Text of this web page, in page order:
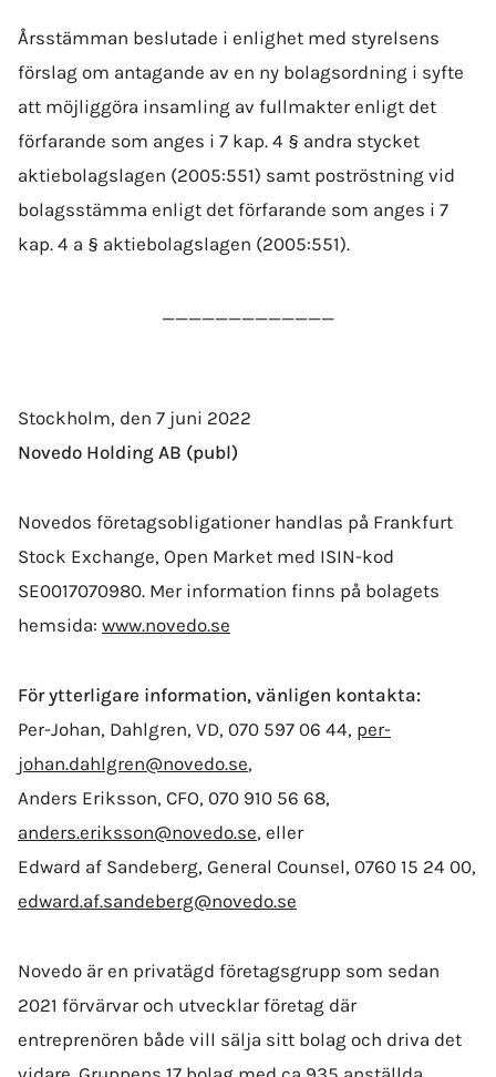
Årsstämman beslutade i enlighet med styrelsens
förslag om antagande av en ny bolags­ordning i syfte
att möjliggöra insamling av fullmakter enligt det
förfarande som anges i 7 kap. 4 § andra stycket
aktiebolags­lagen (2005:551) samt poströstning vid
bolags­stämma enligt det förfarande som anges i 7
kap. 4 a § aktiebolags­lagen (2005:551).
_____________
Stockholm, den 7 juni 2022
Novedo Holding AB (publ)
Novedos företagsobligationer handlas på Frankfurt
Stock Exchange, Open Market med ISIN-kod
SE0017070980. Mer information finns på bolagets
hemsida: www.novedo.se
För ytterligare information, vänligen kontakta:
Per-Johan, Dahlgren, VD, 070 597 06 44, per-
johan.dahlgren@novedo.se,
Anders Eriksson, CFO, 070 910 56 68,
anders.eriksson@novedo.se, eller
Edward af Sandeberg, General Counsel, 0760 15 24 00,
edward.af.sandeberg@novedo.se
Novedo är en privatägd företagsgrupp som sedan
2021 förvärvar och utvecklar företag där
entreprenören både vill sälja sitt bolag och driva det